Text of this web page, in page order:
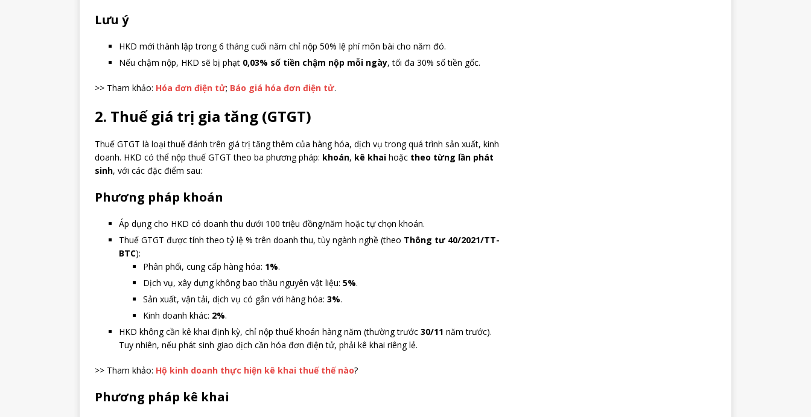
Lưu ý
HKD mới thành lập trong 6 tháng cuối năm chỉ nộp 50% lệ phí môn bài cho năm đó.
Nếu chậm nộp, HKD sẽ bị phạt 0,03% số tiền chậm nộp mỗi ngày, tối đa 30% số tiền gốc.
>> Tham khảo: Hóa đơn điện tử; Báo giá hóa đơn điện tử.
2. Thuế giá trị gia tăng (GTGT)
Thuế GTGT là loại thuế đánh trên giá trị tăng thêm của hàng hóa, dịch vụ trong quá trình sản xuất, kinh
doanh. HKD có thể nộp thuế GTGT theo ba phương pháp: khoán, kê khai hoặc theo từng lần phát
sinh, với các đặc điểm sau:
Phương pháp khoán
Áp dụng cho HKD có doanh thu dưới 100 triệu đồng/năm hoặc tự chọn khoán.
Thuế GTGT được tính theo tỷ lệ % trên doanh thu, tùy ngành nghề (theo Thông tư 40/2021/TT-
BTC):
Phân phối, cung cấp hàng hóa: 1%.
Dịch vụ, xây dựng không bao thầu nguyên vật liệu: 5%.
Sản xuất, vận tải, dịch vụ có gắn với hàng hóa: 3%.
Kinh doanh khác: 2%.
HKD không cần kê khai định kỳ, chỉ nộp thuế khoán hàng năm (thường trước 30/11 năm trước).
Tuy nhiên, nếu phát sinh giao dịch cần hóa đơn điện tử, phải kê khai riêng lẻ.
>> Tham khảo: Hộ kinh doanh thực hiện kê khai thuế thế nào?
Phương pháp kê khai